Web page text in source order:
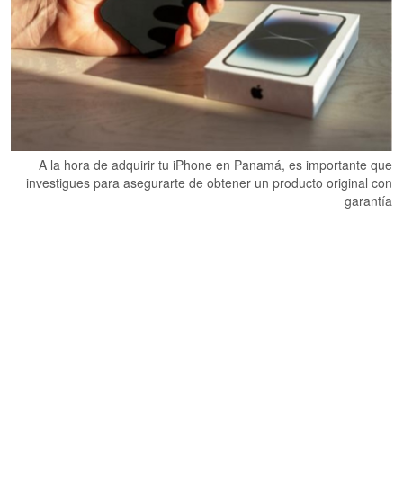
A la hora de adquirir tu iPhone en Panamá, es importante que
investigues para asegurarte de obtener un producto original con
garantía